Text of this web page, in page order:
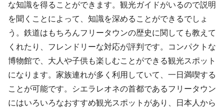
な知識を得ることができます。観光ガイドがいるので説明
を聞くことによって、知識を深めることができるでしょ
う。鉄道はもちろんフリータウンの歴史に関しても教えて
くれたり、フレンドリーな対応が評判です。コンパクトな
博物館で、大人や子供も楽しむことができる観光スポット
になります。家族連れが多く利用していて、一日満喫する
ことが可能です。シエラレオネの首都であるフリータウン
にはいろいろなおすすめ観光スポットがあり、日本人から